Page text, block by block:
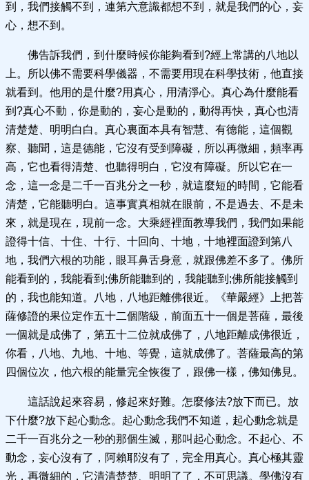
到，我們接觸不到，連第六意識都想不到，就是我們的心，妄
心，想不到。
佛告訴我們，到什麼時候你能夠看到?經上常講的八地以
上。所以佛不需要科學儀器，不需要用現在科學技術，他直接
就看到。他用的是什麼?用真心，用清淨心。真心為什麼能看
到?真心不動，你是動的，妄心是動的，動得再快，真心也清
清楚楚、明明白白。真心裏面本具有智慧、有德能，這個觀
察、聽聞，這是德能，它沒有受到障礙，所以再微細，頻率再
高，它也看得清楚、也聽得明白，它沒有障礙。所以它在一
念，這一念是二千一百兆分之一秒，就這麼短的時間，它能看
清楚，它能聽明白。這事實真相就在眼前，不是過去、不是未
來，就是現在，現前一念。大乘經裡面教導我們，我們如果能
證得十信、十住、十行、十回向、十地，十地裡面證到第八
地，我們六根的功能，眼耳鼻舌身意，就跟佛差不多了。佛所
能看到的，我能看到;佛所能聽到的，我能聽到;佛所能接觸到
的，我也能知道。八地，八地距離佛很近。《華嚴經》上把菩
薩修證的果位定作五十二個階級，前面五十一個是菩薩，最後
一個就是成佛了，第五十二位就成佛了，八地距離成佛很近，
你看，八地、九地、十地、等覺，這就成佛了。菩薩最高的第
四個位次，他六根的能量完全恢復了，跟佛一樣，佛知佛見。
這話說起來容易，修起來好難。怎麼修法?放下而已。放
下什麼?放下起心動念。起心動念我們不知道，起心動念就是
二千一百兆分之一秒的那個生滅，那叫起心動念。不起心、不
動念，妄心沒有了，阿賴耶沒有了，完全用真心。真心極其靈
光，再微細的，它清清楚楚、明明了了，不可思議。學佛沒有